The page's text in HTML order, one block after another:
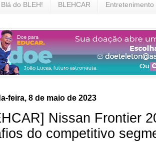
Blá do BLEH! BLEHCAR Entretenimento
feira, 8 de maio de 2023
Nissan Frontier
do competitivo